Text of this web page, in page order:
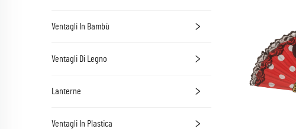
Ventagli In Bambù
Ventagli Di Legno
Lanterne
Ventagli In Plastica